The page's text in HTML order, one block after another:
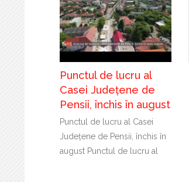
Punctul de lucru al
Casei Județene de
Pensii, închis în august
Punctul de lucru al Casei
Județene de Pensii, închis în
august Punctul de lucru al